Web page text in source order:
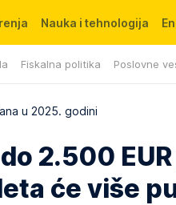
Fiskalna politika Poslovne
Nauka i tehnologija
u 2025. godini
2.500
će više